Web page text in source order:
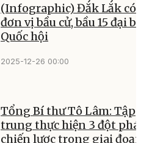
(Infographic) Đắk Lắk có
đơn vị bầu cử, bầu 15 đại
Quốc hội
2025-12-26 00:00
Tổng Bí thư Tô Lâm: Tập
trung thực hiện 3 đột phá
chiến lược trong giai